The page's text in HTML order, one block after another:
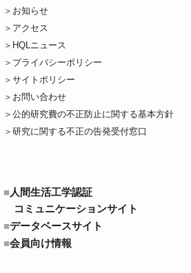
お知らせ
アクセス
HQLニュース
プライバシーポリシー
サイトポリシー
お問い合わせ
公的研究費の不正防止に関する基本方針
研究に関する不正の告発受付窓口
人間生活工学認証
コミュニケーションサイト
データベースサイト
会員向け情報